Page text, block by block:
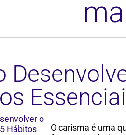
O carisma é uma